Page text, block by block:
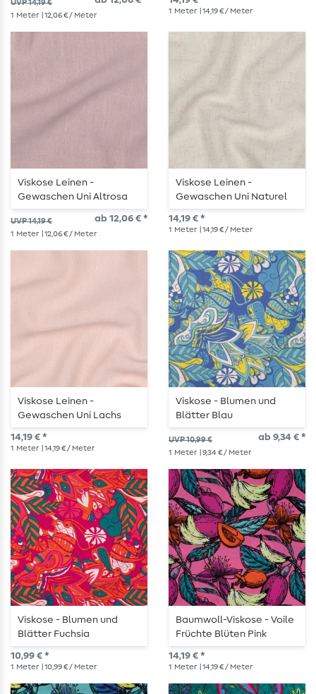
UVP 14,19 €
1 Meter | 12,06 € / Meter
1 Meter | 14,19 € / Meter
Viskose Leinen -
Gewaschen Uni Altrosa
UVP 14,19 € ab 12,06 € *
1 Meter | 12,06 € / Meter
Viskose Leinen -
Gewaschen Uni Naturel
14,19 € *
1 Meter | 14,19 € / Meter
Viskose Leinen -
Gewaschen Uni Lachs
14,19 € *
1 Meter | 14,19 € / Meter
Viskose - Blumen und
Blätter Blau
UVP 10,99 € ab 9,34 € *
1 Meter | 9,34 € / Meter
Viskose - Blumen und
Blätter Fuchsia
10,99 € *
1 Meter | 10,99 € / Meter
Baumwoll-Viskose - Voile
Früchte Blüten Pink
14,19 € *
1 Meter | 14,19 € / Meter